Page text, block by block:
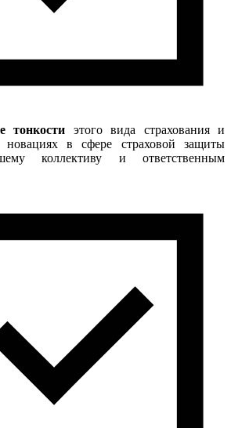
тонкости этого вида страхования и
в сфере страховой защиты
коллективу и ответственным